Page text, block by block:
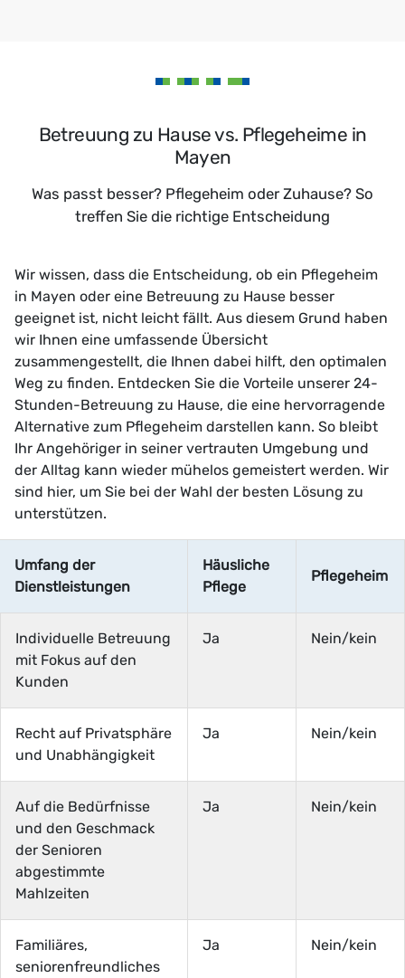
Betreuung zu Hause vs. Pflegeheime in
Mayen
Was passt besser? Pflegeheim oder Zuhause? So
treffen Sie die richtige Entscheidung
Wir wissen, dass die Entscheidung, ob ein Pflegeheim
in Mayen oder eine Betreuung zu Hause besser
geeignet ist, nicht leicht fällt. Aus diesem Grund haben
wir Ihnen eine umfassende Übersicht
zusammengestellt, die Ihnen dabei hilft, den optimalen
Weg zu finden. Entdecken Sie die Vorteile unserer 24-
Stunden-Betreuung zu Hause, die eine hervorragende
Alternative zum Pflegeheim darstellen kann. So bleibt
Ihr Angehöriger in seiner vertrauten Umgebung und
der Alltag kann wieder mühelos gemeistert werden. Wir
sind hier, um Sie bei der Wahl der besten Lösung zu
unterstützen.
Umfang der
Dienstleistungen
Häusliche
Pflege
Pflegeheim
Individuelle Betreuung
mit Fokus auf den
Kunden
Ja Nein/kein
Recht auf Privatsphäre
und Unabhängigkeit
Ja Nein/kein
Auf die Bedürfnisse
und den Geschmack
der Senioren
abgestimmte
Mahlzeiten
Ja Nein/kein
Familiäres,
seniorenfreundliches
Ja Nein/kein